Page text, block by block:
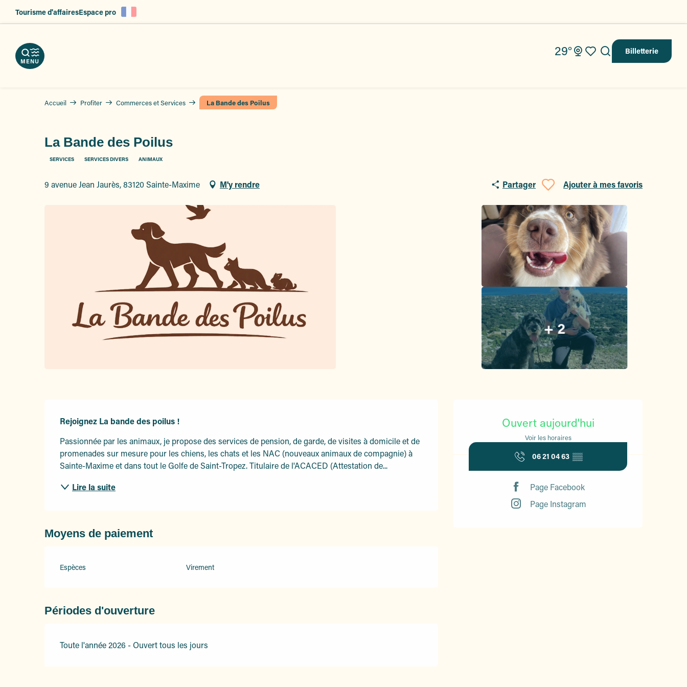
principal
29° Billetterie
Voir les favoris
Recherche
Tourisme d'affairesEspace pro
MENU
Accueil Profiter Commerces et Services La Bande des Poilus
La Bande des Poilus
SERVICES SERVICES DIVERS ANIMAUX
9 avenue Jean Jaurès, 83120 Sainte-Maxime M'y rendre Partager
Ajouter aux
Ajouter à mes favoris
+ 2
Ouvert aujourd'hui
Voir les horaires
06 21 04 63 ▒▒
Page Facebook
Page Instagram
Rejoignez La bande des poilus !
Passionnée par les animaux, je propose des services de pension, de garde, de visites à domicile et de
promenades sur mesure pour les chiens, les chats et les NAC (nouveaux animaux de compagnie) à
Sainte-Maxime et dans tout le Golfe de Saint-Tropez. Titulaire de l'ACACED (Attestation de...
Lire la suite
Moyens de paiement
Espèces Virement
Périodes d'ouverture
Toute l'année 2026 - Ouvert tous les jours